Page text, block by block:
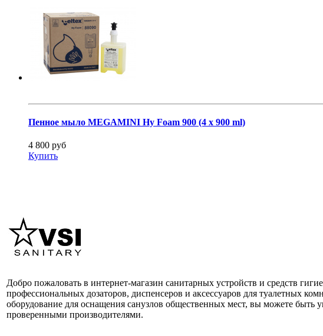
Пенное мыло MEGAMINI Hy Foam 900 (4 x 900 ml)
4 800 руб
Купить
Добро пожаловать в интернет-магазин санитарных устройств и средств
профессиональных дозаторов, диспенсеров и аксессуаров для туалетных
оборудование для оснащения санузлов общественных мест, вы можете быть
проверенными производителями.